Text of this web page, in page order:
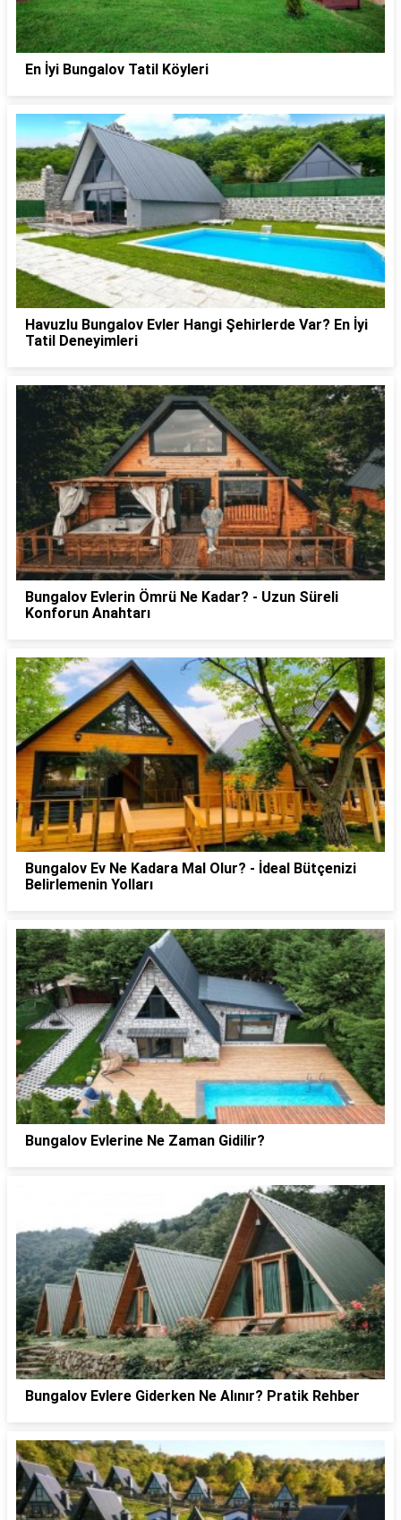
En İyi Bungalov Tatil Köyleri
Havuzlu Bungalov Evler Hangi Şehirlerde Var? En İyi
Tatil Deneyimleri
Bungalov Evlerin Ömrü Ne Kadar? - Uzun Süreli
Konforun Anahtarı
Bungalov Ev Ne Kadara Mal Olur? - İdeal Bütçenizi
Belirlemenin Yolları
Bungalov Evlerine Ne Zaman Gidilir?
Bungalov Evlere Giderken Ne Alınır? Pratik Rehber